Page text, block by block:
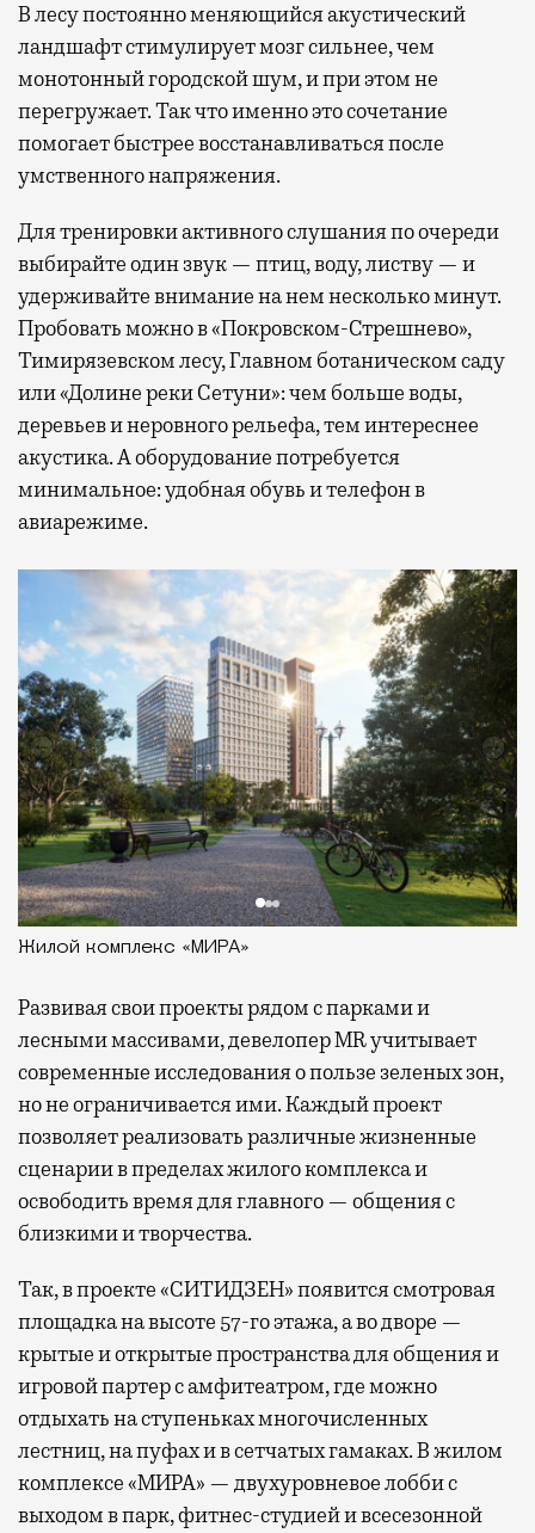
В лесу постоянно меняющийся акустический
ландшафт стимулирует мозг сильнее, чем
монотонный городской шум, и при этом не
перегружает. Так что именно это сочетание
помогает быстрее восстанавливаться после
умственного напряжения.
Для тренировки активного слушания по очереди
выбирайте один звук — птиц, воду, листву — и
удерживайте внимание на нем несколько минут.
Пробовать можно в «Покровском-Стрешнево»,
Тимирязевском лесу, Главном ботаническом саду
или «Долине реки Сетуни»: чем больше воды,
деревьев и неровного рельефа, тем интереснее
акустика. А оборудование потребуется
минимальное: удобная обувь и телефон в
авиарежиме.
Жилой комплекс «МИРА»
Развиваясвои проекты рядом с парками и
лесными массивами, девелопер MR учитывает
современные исследования о пользе зеленых зон,
но не ограничивается ими. Каждый проект
позволяет реализовать различные жизненные
сценарии в пределах жилого комплекса и
освободить время для главного — общения с
близкими и творчества.
Так, в проекте «СИТИДЗЕН» появится смотровая
площадка на высоте 57-го этажа, а во дворе —
крытые и открытые пространства для общения и
игровой партер с амфитеатром, где можно
отдыхать на ступеньках многочисленных
лестниц, на пуфах и в сетчатых гамаках. В жилом
комплексе «МИРА» — двухуровневое лобби с
выходом в парк, фитнес-студией и всесезонной